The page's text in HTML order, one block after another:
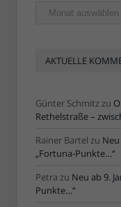
Ältere
Artikel
AKTUELLE
Günter Schmitzzu
Rethelstraße –
Rainer Bartel zu
„Fortuna-Punkte…“
Petra zu Neu ab 9.
Punkte…“